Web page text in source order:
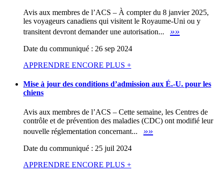
Avis aux membres de l’ACS – À compter du 8 janvier 2025,
les voyageurs canadiens qui visitent le Royaume-Uni ou y
transitent devront demander une autorisation... »»
Date du communiqué : 26 sep 2024
APPRENDRE ENCORE PLUS +
Mise à jour des conditions d’admission aux É.-U. pour les
chiens
Avis aux membres de l’ACS – Cette semaine, les Centres de
contrôle et de prévention des maladies (CDC) ont modifié leur
nouvelle réglementation concernant... »»
Date du communiqué : 25 juil 2024
APPRENDRE ENCORE PLUS +